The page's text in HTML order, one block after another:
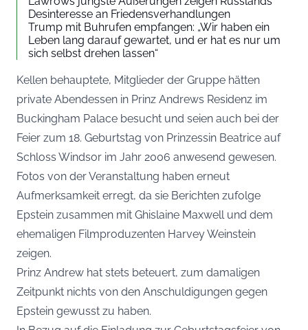
Desinteresse an Friedensverhandlungen
Trump mit Buhrufen empfangen: „Wir haben ein
Leben lang darauf gewartet, und er hat es nur um
sich selbst drehen lassen“
Kellen behauptete, Mitglieder der Gruppe hätten
private Abendessen in Prinz Andrews Residenz im
Buckingham Palace besucht und seien auch bei der
Feier zum 18. Geburtstag von Prinzessin Beatrice auf
Schloss Windsor im Jahr 2006 anwesend gewesen.
Fotos von der Veranstaltung haben erneut
Aufmerksamkeit erregt, da sie Berichten zufolge
Epstein zusammen mit Ghislaine Maxwell und dem
ehemaligen Filmproduzenten Harvey Weinstein
zeigen.
Prinz Andrew hat stets beteuert, zum damaligen
Zeitpunkt nichts von den Anschuldigungen gegen
Epstein gewusst zu haben.